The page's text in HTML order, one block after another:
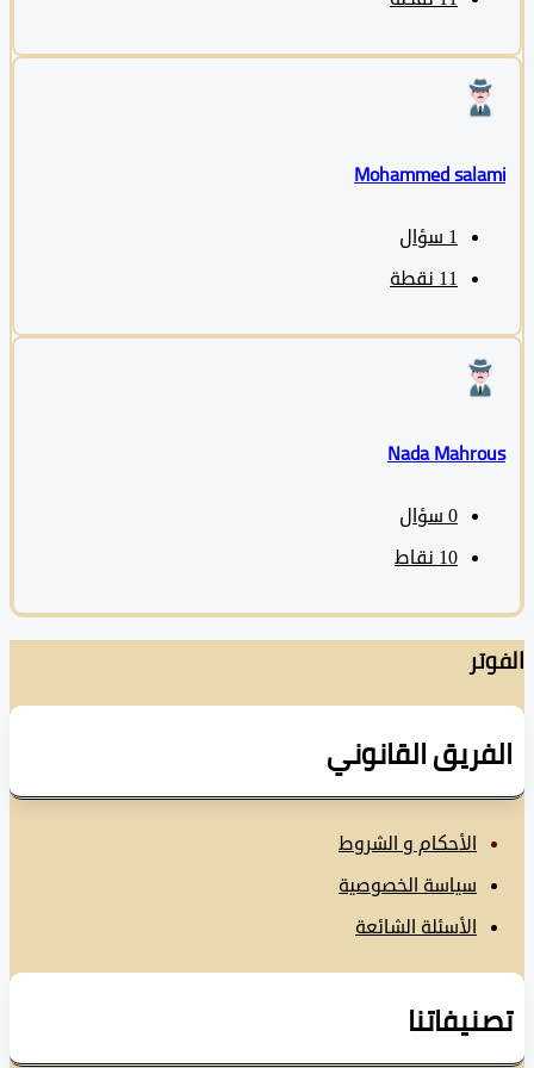
Mohammed
سؤال
نقطة
Nada
سؤال
نقاط
القانوني
الأحكام و الشروط
سياسة الخصوصية
الأسئلة الشائعة